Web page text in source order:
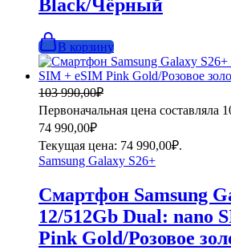
Black/Чёрный
В корзину
103 990,00₽
Первоначальная цена составляла
74 990,00₽
Текущая цена: 74 990,00₽.
Samsung Galaxy S26+
Смартфон Samsung
12/512Gb Dual: nano
Pink Gold/Розовое